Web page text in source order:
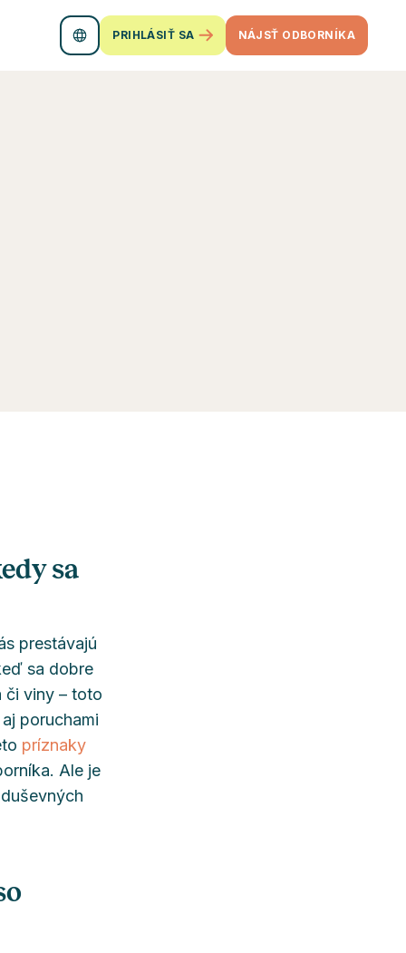
PRIHLÁSIŤ SA NÁJSŤ ODBORNÍKA
sa
prestávajú
sa dobre
či viny – toto
poruchami
príznaky
Ale je